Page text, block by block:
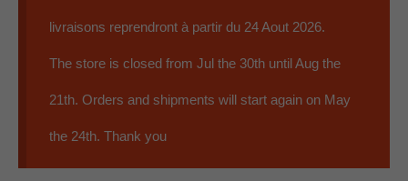
livraisons reprendront à partir du 24 Aout 2026.
The store is closed from Jul the 30th until Aug the
21th. Orders and shipments will start again on May
the 24th. Thank you